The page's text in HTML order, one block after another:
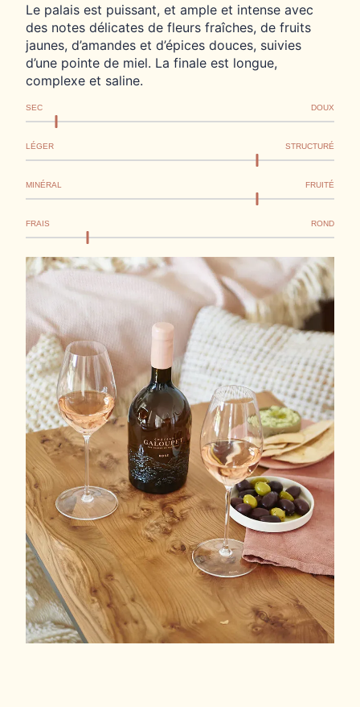
Le palais est puissant, et ample et intense avec
des notes délicates de fleurs fraîches, de fruits
jaunes, d’amandes et d’épices douces, suivies
d’une pointe de miel. La finale est longue,
complexe et saline.
SEC DOUX
LÉGER STRUCTURÉ
MINÉRAL FRUITÉ
FRAIS ROND